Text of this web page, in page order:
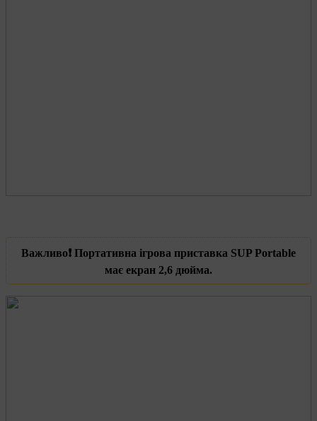
Важливо❗️ Портативна ігрова приставка SUP Portable
має екран 2,6 дюйма.